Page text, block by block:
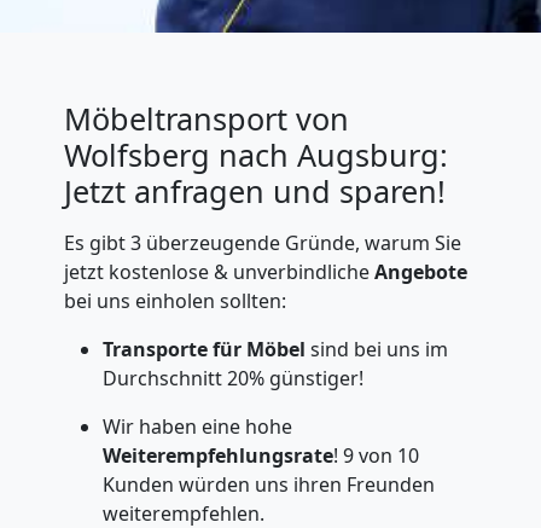
Möbeltransport von
Wolfsberg nach Augsburg:
Jetzt anfragen und sparen!
Es gibt 3 überzeugende Gründe, warum Sie
jetzt kostenlose & unverbindlicheAngebote
bei uns einholen sollten:
Transporte für Möbel sind bei uns im
Durchschnitt 20% günstiger!
Wir haben eine hohe
Weiterempfehlungsrate! 9 von 10
Kunden würden uns ihren Freunden
weiterempfehlen.